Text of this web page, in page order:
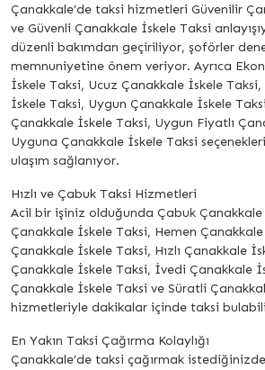
Çanakkale’de taksi hizmetleri Güvenilir
ve Güvenli Çanakkale İskele Taksi
düzenli bakımdan geçiriliyor, şoförler
memnuniyetine önem veriyor. Ayrıca
İskele Taksi, Ucuz Çanakkale İskele
İskele Taksi, Uygun Çanakkale İskele
Çanakkale İskele Taksi, Uygun Fiyatlı
Uyguna Çanakkale İskele Taksi
ulaşım sağlanıyor.
Hızlı ve Çabuk Taksi Hizmetleri
Acil bir işiniz olduğunda Çabuk
Çanakkale İskele Taksi, Hemen
Çanakkale İskele Taksi, Hızlı Çanakkale
Çanakkale İskele Taksi, İvedi Çanakkale
Çanakkale İskele Taksi ve Süratli
hizmetleriyle dakikalar içinde taksi
En Yakın Taksi Çağırma Kolaylığı
Çanakkale’de taksi çağırmak